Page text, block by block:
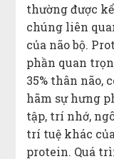
thường được
chúng liên
của não bộ.
phần quan
35% thân não,
hãm sự hưng
tập, trí nhớ,
trí tuệ khác
protein. Quá